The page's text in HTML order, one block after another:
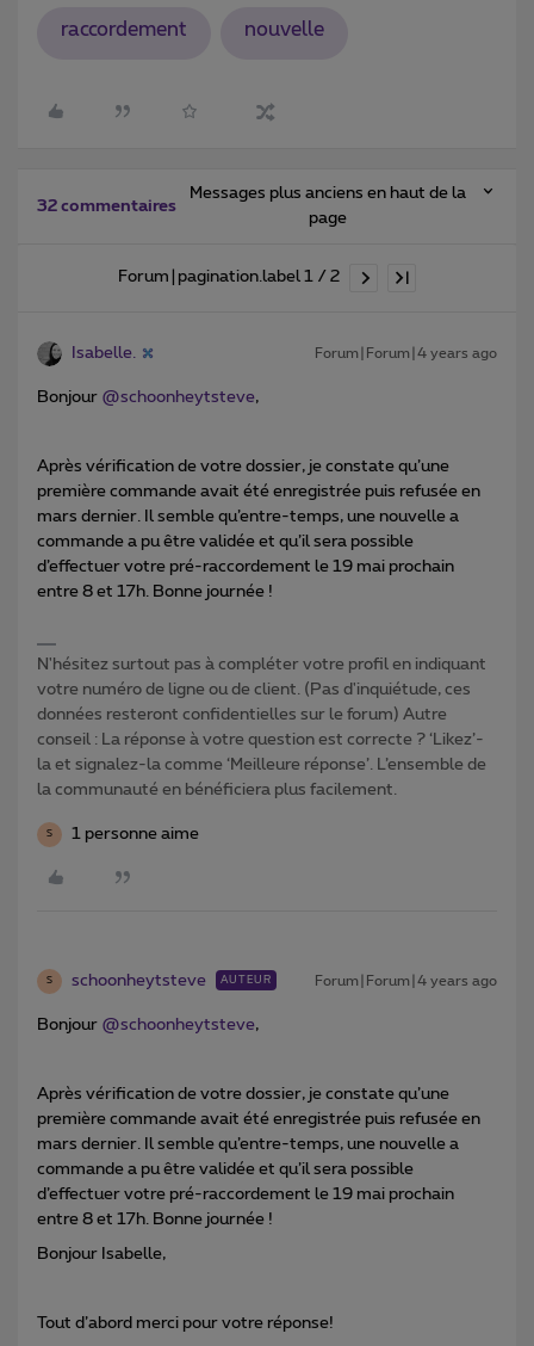
raccordement nouvelle
32 commentaires
Messages plus anciens en haut de la
page
Forum|pagination.label 1 / 2
Isabelle. Forum|Forum|4 years ago
Bonjour @schoonheytsteve,
Après vérification de votre dossier, je constate qu’une
première commande avait été enregistrée puis refusée en
mars dernier. Il semble qu’entre-temps, une nouvelle a
commande a pu être validée et qu’il sera possible
d’effectuer votre pré-raccordement le 19 mai prochain
entre 8 et 17h. Bonne journée !
N'hésitez surtout pas à compléter votre profil en indiquant
votre numéro de ligne ou de client. (Pas d'inquiétude, ces
données resteront confidentielles sur le forum) Autre
conseil : La réponse à votre question est correcte ? ‘Likez’-
la et signalez-la comme ‘Meilleure réponse’. L’ensemble de
la communauté en bénéficiera plus facilement.
S 1 personne aime
S schoonheytsteve AUTEUR Forum|Forum|4 years ago
Bonjour @schoonheytsteve,
Après vérification de votre dossier, je constate qu’une
première commande avait été enregistrée puis refusée en
mars dernier. Il semble qu’entre-temps, une nouvelle a
commande a pu être validée et qu’il sera possible
d’effectuer votre pré-raccordement le 19 mai prochain
entre 8 et 17h. Bonne journée !
Bonjour Isabelle,
Tout d’abord merci pour votre réponse!